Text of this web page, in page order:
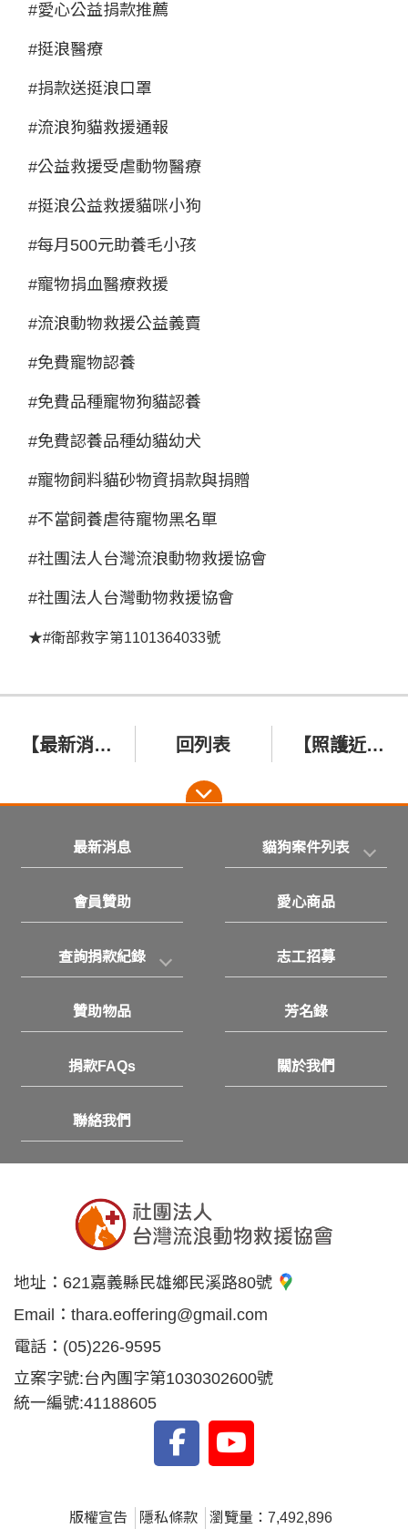
#愛心公益捐款推薦
#挺浪醫療
#捐款送挺浪口罩
#流浪狗貓救援通報
#公益救援受虐動物醫療
#挺浪公益救援貓咪小狗
#每月 500元助養毛小孩
#寵物捐血醫療救援
#流浪動物救援公益義賣
#免費寵物認養
#免費品種寵物狗貓認養
#免費認養品種幼貓幼犬
#寵物飼料貓砂物資捐款與捐贈
#不當飼養虐待寵物黑名單
#社團法人台灣流浪動物救援協會
#社團法人台灣動物救援協會
★#衛部救字第1101364033號
【最新消息】送不出去的健康貓咪終於不用再關籠了！請支持我們給毛孩最好的照顧！ 籌備已久的台南分會，今天開始啟用其中一個房間啦！ 回列表 【照護近況】上顎破裂已縫合，貓咪持續照護中！ 2022/8/9高雄美濃生病橘貓 勇強
最新消息 貓狗案件列表
會員贊助 愛心商品
查詢捐款紀錄 志工招募
贊助物品 芳名錄
捐款FAQs 關於我們
聯絡我們
地址： 621嘉義縣民雄鄉民溪路80號
Email： thara.eoffering@gmail.com
電話： (05)226-9595
立案字號:台內團字第1030302600號
統一編號:41188605
版權宣告 隱私條款 瀏覽量：7,492,896